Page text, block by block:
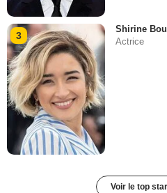
3
Shirine
Actrice
Voir le top